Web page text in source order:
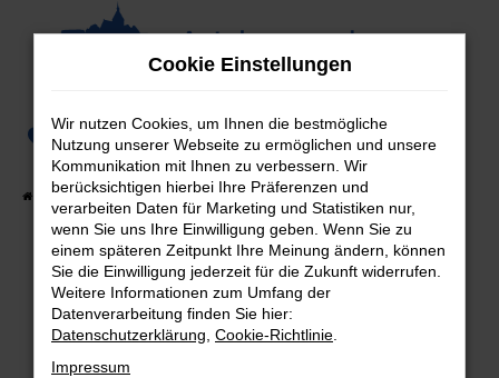
Zum
0
Startseite Fahrzeugangebote Fahrzeug-Showroom
Fehler: Network Error
Beim Laden ist ein Fehler aufgetreten.
Hier sind ein paar Tipps, die dir helfen können:
Cookie Einstellungen
Wir nutzen Cookies, um Ihnen die bestmögliche
Nutzung unserer Webseite zu ermöglichen und unsere
Kommunikation mit Ihnen zu verbessern. Wir
berücksichtigen hierbei Ihre Präferenzen und
verarbeiten Daten für Marketing und Statistiken nur,
wenn Sie uns Ihre Einwilligung geben. Wenn Sie zu
einem späteren Zeitpunkt Ihre Meinung ändern, können
Sie die Einwilligung jederzeit für die Zukunft widerrufen.
Weitere Informationen zum Umfang der
Datenverarbeitung finden Sie hier:
Datenschutzerklärung Cookie-Richtlinie
Impressum